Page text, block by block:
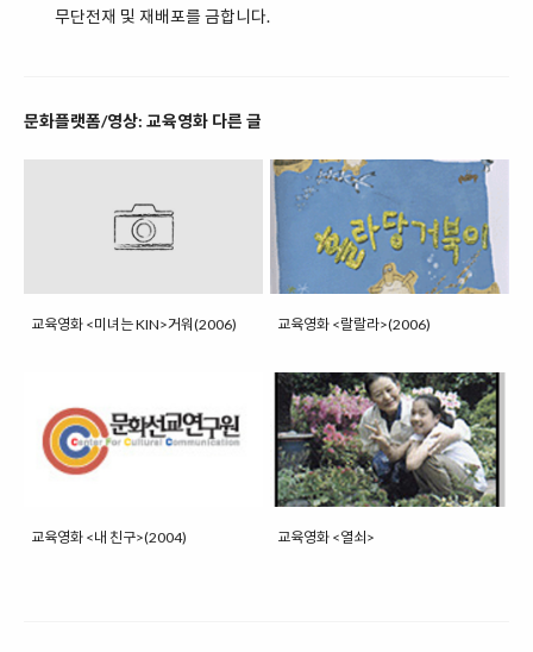
무단전재 및 재배포를 금합니다.
문화플랫폼/영상: 교육영화 다른 글
교육영화 <미녀는 KIN>거워(2006) 교육영화 <랄랄라>(2006)
교육영화 <내 친구>(2004) 교육영화 <열쇠>